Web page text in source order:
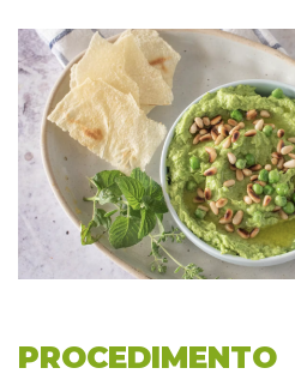
PROCEDIMENTO